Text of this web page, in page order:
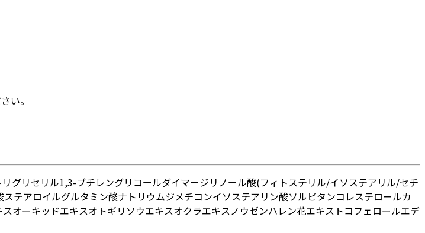
い。
グリセリル1,3-ブチレングリコールダイマージリノール酸(フィトステリル/イソステアリル/セチ
ステアロイルグルタミン酸ナトリウムジメチコンイソステアリン酸ソルビタンコレステロールカ
スオーキッドエキスオトギリソウエキスオクラエキスノウゼンハレン花エキス トコフェロールエデ